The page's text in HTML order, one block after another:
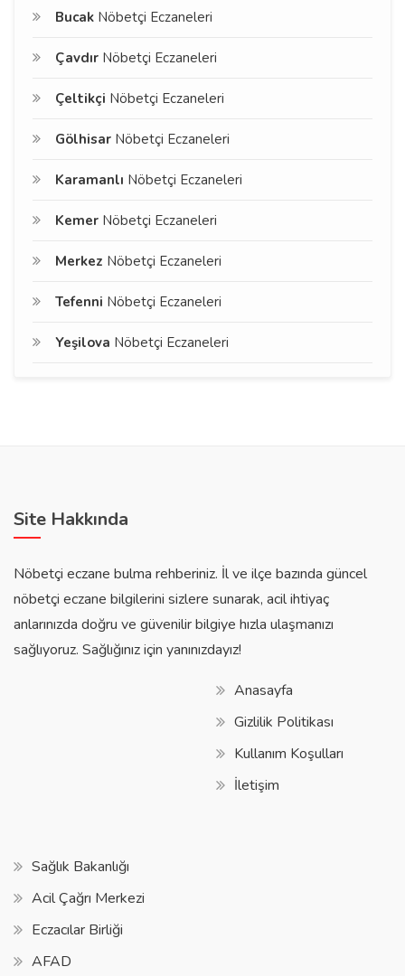
Bucak Nöbetçi Eczaneleri
Çavdır Nöbetçi Eczaneleri
Çeltikçi Nöbetçi Eczaneleri
Gölhisar Nöbetçi Eczaneleri
Karamanlı Nöbetçi Eczaneleri
Kemer Nöbetçi Eczaneleri
Merkez Nöbetçi Eczaneleri
Tefenni Nöbetçi Eczaneleri
Yeşilova Nöbetçi Eczaneleri
Site Hakkında
Nöbetçi eczane bulma rehberiniz. İl ve ilçe bazında güncel
nöbetçi eczane bilgilerini sizlere sunarak, acil ihtiyaç
anlarınızda doğru ve güvenilir bilgiye hızla ulaşmanızı
sağlıyoruz. Sağlığınız için yanınızdayız!
Anasayfa
Gizlilik Politikası
Kullanım Koşulları
İletişim
Sağlık Bakanlığı
Acil Çağrı Merkezi
Eczacılar Birliği
AFAD